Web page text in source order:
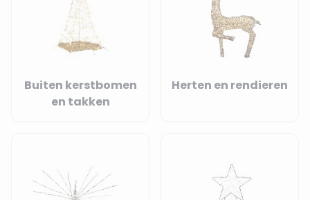
Buiten kerstbomen
en takken
Herten en rendieren